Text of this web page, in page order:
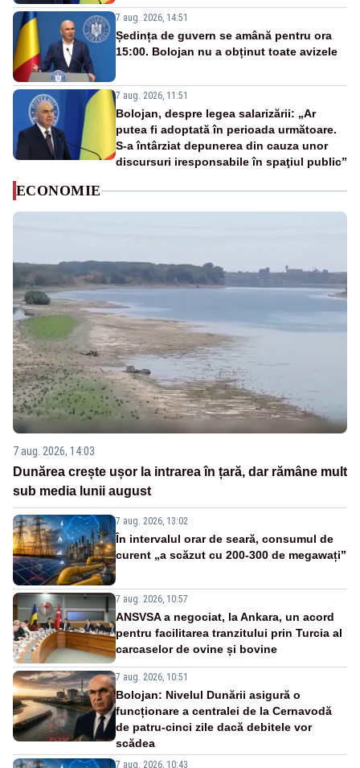
7 aug. 2026, 14:51
Ședința de guvern se amână pentru ora
15:00. Bolojan nu a obținut toate avizele
7 aug. 2026, 11:51
Bolojan, despre legea salarizării: „Ar
putea fi adoptată în perioada următoare.
S-a întârziat depunerea din cauza unor
discursuri iresponsabile în spaţiul public”
ECONOMIE
7 aug. 2026, 14:03
Dunărea crește ușor la intrarea în țară, dar rămâne mult
sub media lunii august
7 aug. 2026, 13:02
În intervalul orar de seară, consumul de
curent „a scăzut cu 200-300 de megawați”
7 aug. 2026, 10:57
ANSVSA a negociat, la Ankara, un acord
pentru facilitarea tranzitului prin Turcia al
carcaselor de ovine și bovine
7 aug. 2026, 10:51
Bolojan: Nivelul Dunării asigură o
funcționare a centralei de la Cernavodă
de patru-cinci zile dacă debitele vor
scădea
7 aug. 2026, 10:43